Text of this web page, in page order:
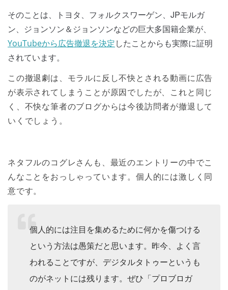
そのことは、トヨタ、フォルクスワーゲン、JPモルガ
ン、ジョンソン＆ジョンソンなどの巨大多国籍企業が、
YouTubeから広告撤退を決定したことからも実際に証明
されています。
この撤退劇は、モラルに反し不快とされる動画に広告
が表示されてしまうことが原因でしたが、これと同じ
く、不快な筆者のブログからは今後訪問者が撤退して
いくでしょう。
ネタフルのコグレさんも、最近のエントリーの中でこ
んなことをおっしゃっています。個人的には激しく同
意です。
個人的には注目を集めるために何かを傷つける
という方法は愚策だと思います。昨今、よく言
われることですが、デジタルタトゥーというも
のがネットには残ります。ぜひ「プロブロガ